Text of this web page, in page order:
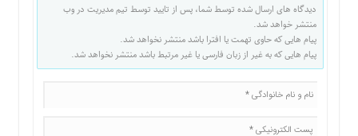
دیدگاه های ارسال شده توسط شما، پس از تایید توسط تیم مدیریت در وب
منتشر خواهد شد.
پیام هایی که حاوی تهمت یا افترا باشد منتشر نخواهد شد.
پیام هایی که به غیر از زبان فارسی یا غیر مرتبط باشد منتشر نخواهد شد.